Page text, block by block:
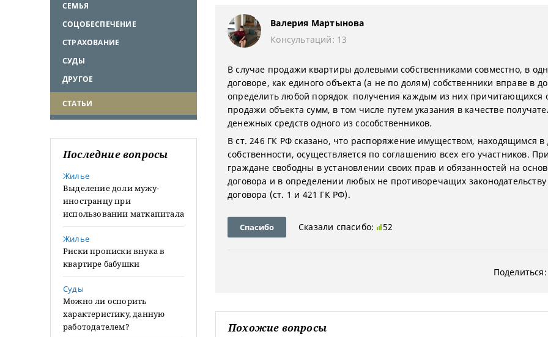
СЕМЬЯ
СОЦОБЕСПЕЧЕНИЕ
СТРАХОВАНИЕ
СУДЫ
ДРУГОЕ
СТАТЬИ
Последние вопросы
Жилье
Выделение доли мужу-
иностранцу при
использовании маткапитала
Жилье
Риски прописки внука в
квартире бабушки
Суды
Можно ли оспорить
характеристику, данную
работодателем?
Валерия Мартынова
Консультаций: 13
В случае продажи квартиры долевыми собственниками совместно, в
договоре, как единого объекта (а не по долям) собственники вправе в
определить любой порядок получения каждым из них причитающихся
продажи объекта сумм, в том числе путем указания в качестве
денежных средств одного из сособственников.
В ст. 246 ГК РФ сказано, что распоряжение имуществом, находящимся в
собственности, осуществляется по соглашению всех его участников.
граждане свободны в установлении своих прав и обязанностей на
договора и в определении любых не противоречащих законодательству
договора (ст. 1 и 421 ГК РФ).
Спасибо Сказали спасибо: 52
Поделиться:
Похожие вопросы